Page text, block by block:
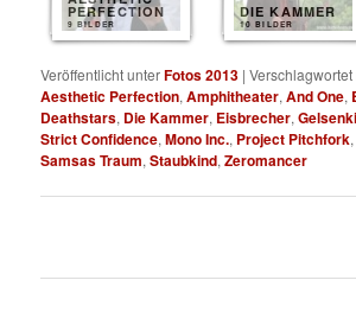
PERFECTION
9 BILDER
DIE KAMMER
10 BILDER
Veröffentlicht unterFotos 2013 |Verschlagwortet
Aesthetic Perfection,Amphitheater,And One,
Deathstars, Die Kammer, Eisbrecher,
Strict Confidence,Mono Inc., Project Pitchfork,
Samsas Traum,Staubkind,Zeromancer